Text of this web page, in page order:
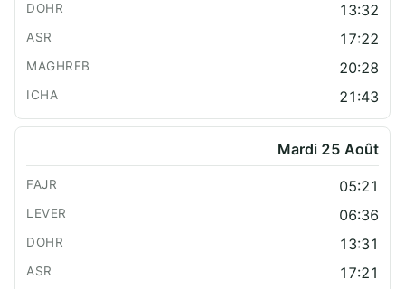
13:32
17:22
20:28
21:43
Mardi 25 Août
05:21
06:36
13:31
17:21